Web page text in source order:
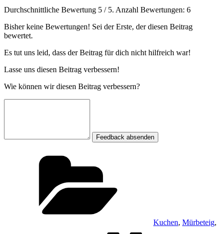
Durchschnittliche Bewertung 5 / 5. Anzahl Bewertungen: 6
Bisher keine Bewertungen! Sei der Erste, der diesen Beitrag
bewertet.
Es tut uns leid, dass der Beitrag für dich nicht hilfreich war!
Lasse uns diesen Beitrag verbessern!
Wie können wir diesen Beitrag verbessern?
Feedback absenden
Kuchen, Mürbeteig,